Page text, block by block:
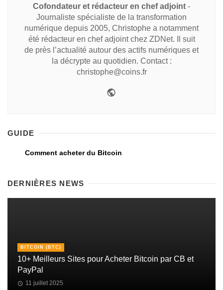
Cofondateur et rédacteur en chef adjoint -
Journaliste spécialiste de la transformation
numérique depuis 2005, Christophe a notamment
été rédacteur en chef adjoint chez ZDNet. Il suit
de près l’actualité autour des actifs numériques et
la décrypte au quotidien. Contact :
christophe@coins.fr
GUIDE
Comment acheter du Bitcoin
DERNIÈRES NEWS
BITCOIN (BTC)
10+ Meilleurs Sites pour Acheter Bitcoin par CB et
PayPal
11 juillet 2025